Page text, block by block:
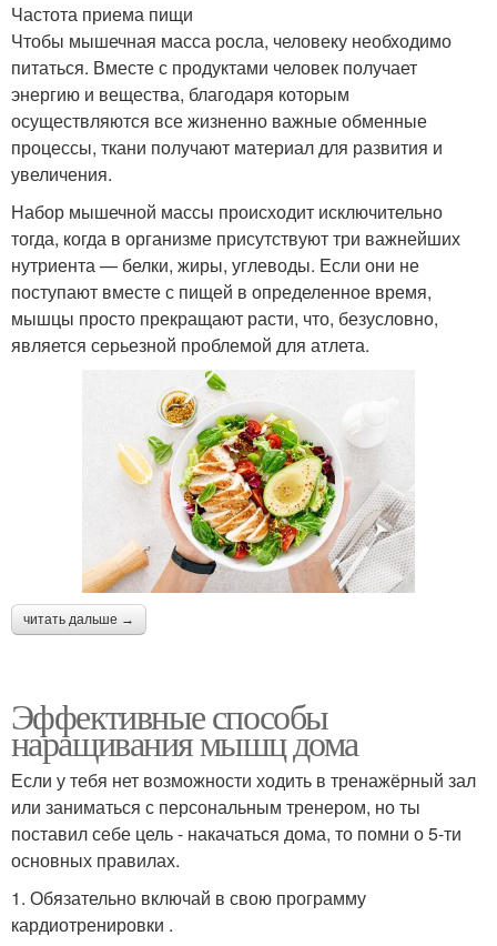
Частота приема пищи
Чтобы мышечная масса росла, человеку необходимо
питаться. Вместе с продуктами человек получает
энергию и вещества, благодаря которым
осуществляются все жизненно важные обменные
процессы, ткани получают материал для развития и
увеличения.
Набор мышечной массы происходит исключительно
тогда, когда в организме присутствуют три важнейших
нутриента — белки, жиры, углеводы. Если они не
поступают вместе с пищей в определенное время,
мышцы просто прекращают расти, что, безусловно,
является серьезной проблемой для атлета.
читать дальше →
Эффективные способы
наращивания мышц дома
Если у тебя нет возможности ходить в тренажёрный зал
или заниматься с персональным тренером, но ты
поставил себе цель - накачаться дома, то помни о 5-ти
основных правилах.
1. Обязательно включай в свою программу
кардиотренировки .